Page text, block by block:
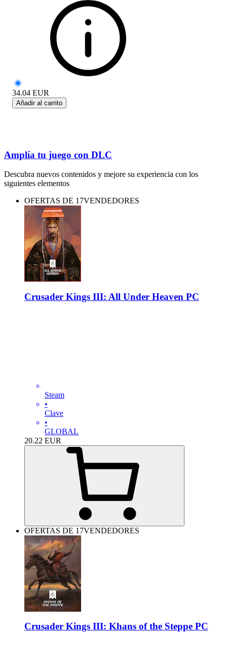
34.04 EUR
Añadir al carrito
Amplía tu juego con DLC
Descubra nuevos contenidos y mejore su experiencia con los
siguientes elementos
OFERTAS DE 17VENDEDORES
Crusader Kings III: All Under Heaven PC
Steam
•
Clave
•
GLOBAL
20.22 EUR
OFERTAS DE 17VENDEDORES
Crusader Kings III: Khans of the Steppe PC